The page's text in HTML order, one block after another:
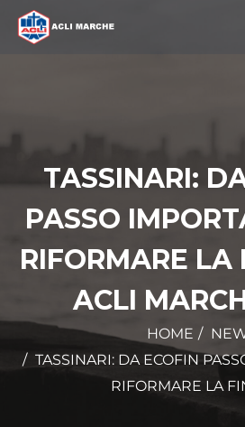
TASSINARI:
PASSO
RIFORMARE LA
ACLI
HOME
TASSINARI: DA ECOFIN
RIFORMARE LA